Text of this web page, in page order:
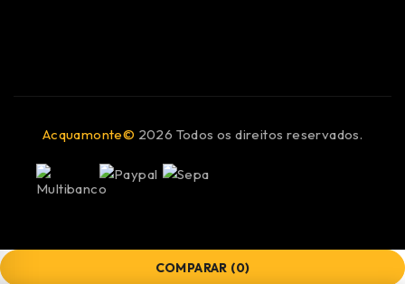
Acquamonte© 2026 Todos os direitos reservados.
COMPARAR (0)